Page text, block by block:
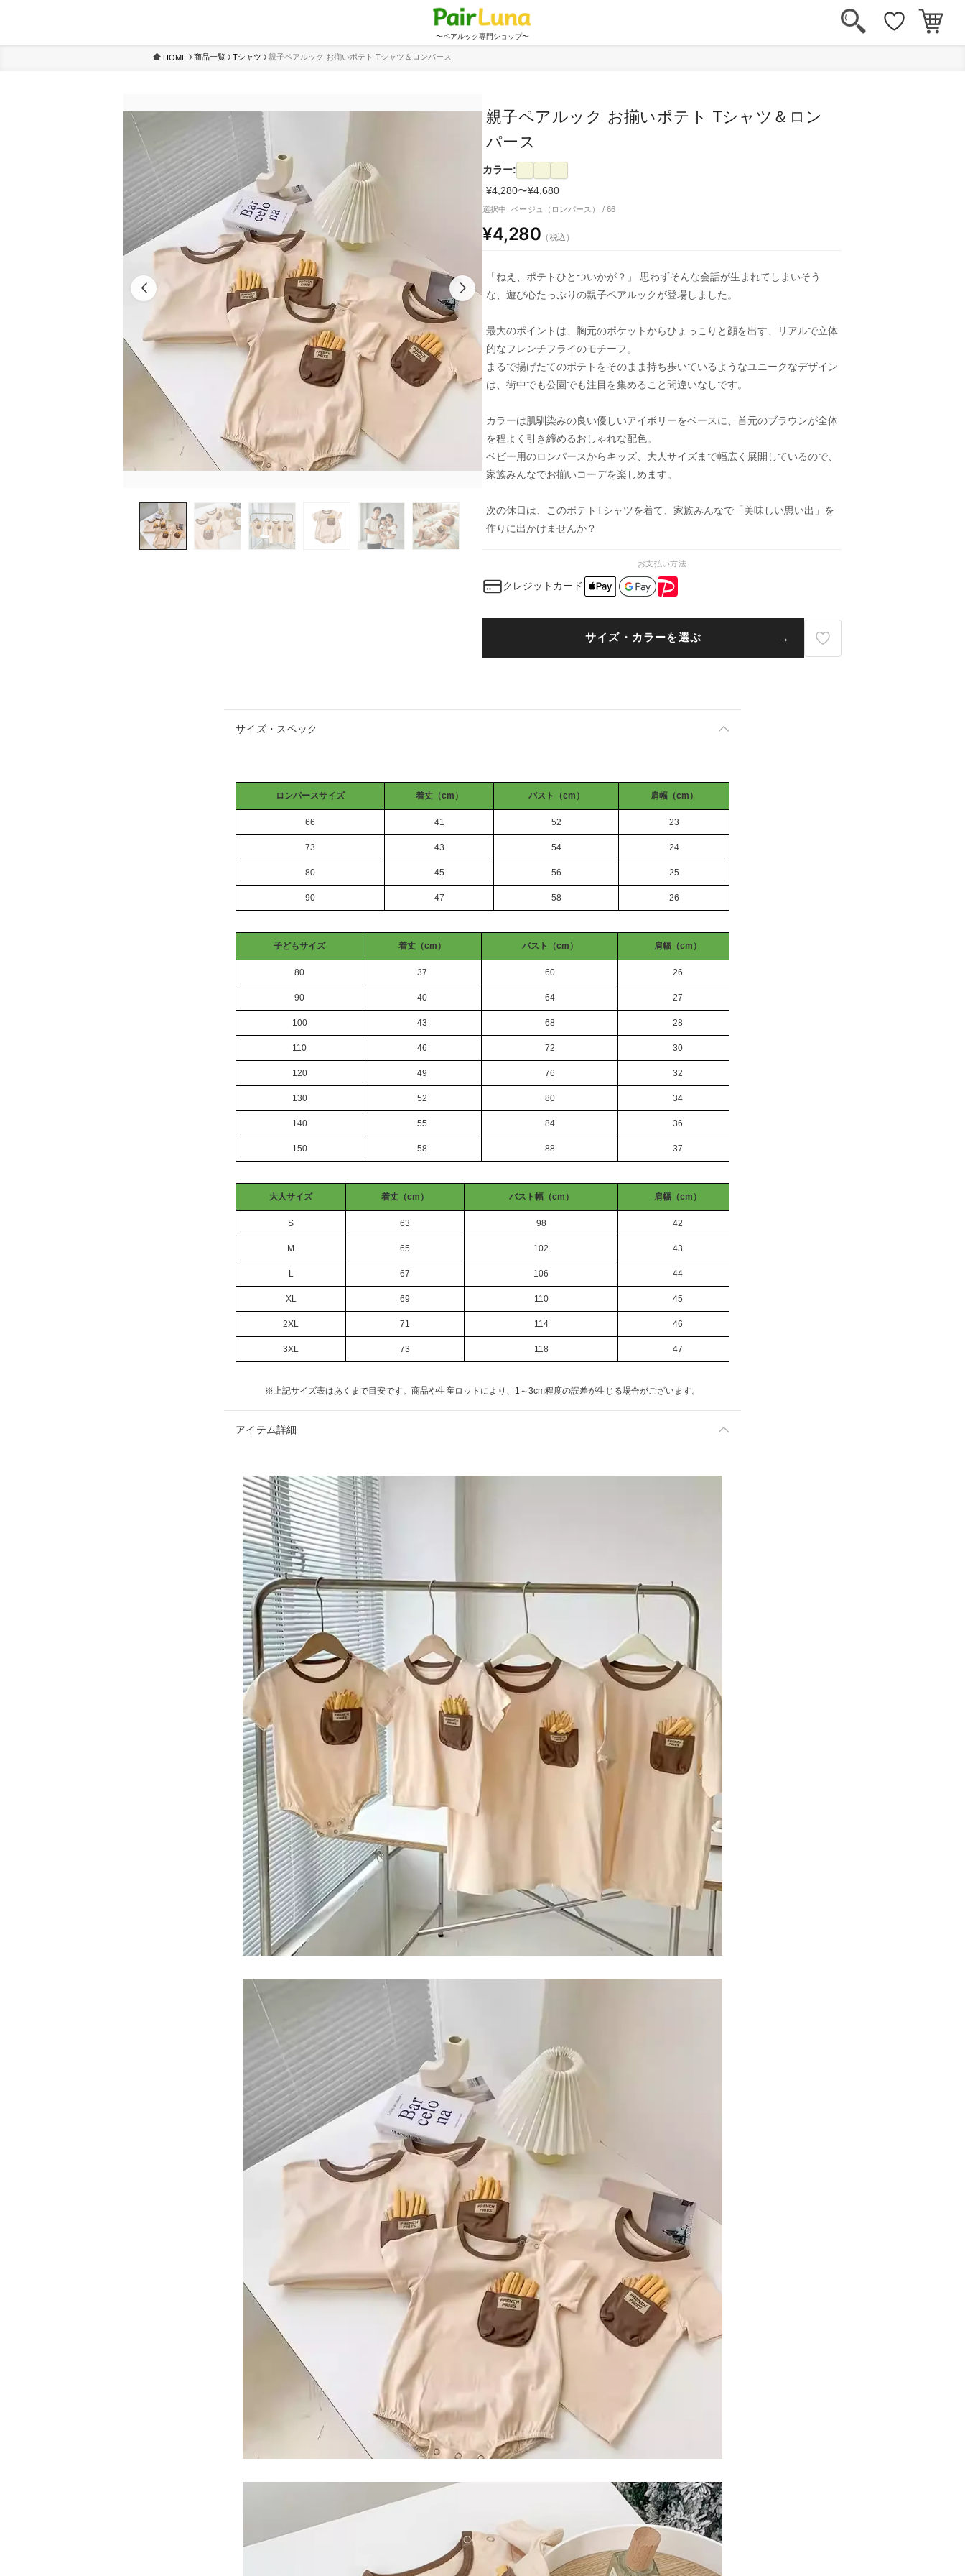
〜ペアルック専門ショップ〜
HOME 商品一覧 Tシャツ 親子ペアルック お揃いポテト Tシャツ＆ロンパース
親子ペアルック お揃いポテト Tシャツ＆ロン
パース
カラー:
¥4,280〜¥4,680
選択中: ベージュ（ロンパース） / 66
¥4,280 （税込）
「ねえ、ポテトひとついかが？」 思わずそんな会話が生まれてしまいそう
な、遊び心たっぷりの親子ペアルックが登場しました。
最大のポイントは、胸元のポケットからひょっこりと顔を出す、リアルで立体
的なフレンチフライのモチーフ。
まるで揚げたてのポテトをそのまま持ち歩いているようなユニークなデザイン
は、街中でも公園でも注目を集めること間違いなしです。
カラーは肌馴染みの良い優しいアイボリーをベースに、首元のブラウンが全体
を程よく引き締めるおしゃれな配色。
ベビー用のロンパースからキッズ、大人サイズまで幅広く展開しているので、
家族みんなでお揃いコーデを楽しめます。
次の休日は、このポテトTシャツを着て、家族みんなで「美味しい思い出」を
作りに出かけませんか？
お支払い方法
クレジットカード
サイズ・カラーを選ぶ
サイズ・スペック
ロンパースサイズ 着丈（cm） バスト（cm） 肩幅（cm）
66 41 52 23
73 43 54 24
80 45 56 25
90 47 58 26
子どもサイズ 着丈（cm） バスト（cm） 肩幅（cm）
80 37 60 26
90 40 64 27
100 43 68 28
110 46 72 30
120 49 76 32
130 52 80 34
140 55 84 36
150 58 88 37
大人サイズ 着丈（cm） バスト幅（cm） 肩幅（cm）
S 63 98 42
M 65 102 43
L 67 106 44
XL 69 110 45
2XL 71 114 46
3XL 73 118 47
※上記サイズ表はあくまで目安です。商品や生産ロットにより、1～3cm程度の誤差が生じる場合がございます。
アイテム詳細